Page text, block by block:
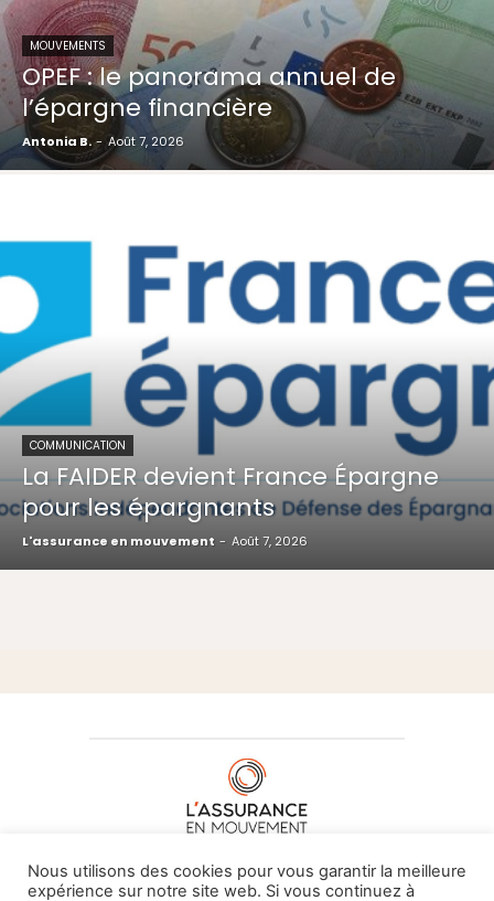
MOUVEMENTS
OPEF : le panorama annuel de
l’épargne financière
Antonia B. - Août 7, 2026
COMMUNICATION
La FAIDER devient France Épargne
pour les épargnants
L'assurance en mouvement - Août 7, 2026
À PROPOS DE NOUS•CONTACT
Nous utilisons des cookies pour vous garantir la meilleure
expérience sur notre site web. Si vous continuez à